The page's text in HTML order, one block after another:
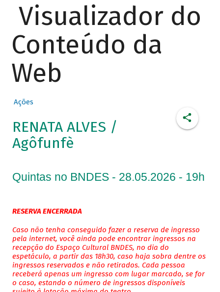
Visualizador do
Conteúdo da
Web
Ações
RENATA ALVES /
Agôfunfè
Quintas no BNDES - 28.05.2026 - 19h
RESERVA ENCERRADA
Caso não tenha conseguido fazer a reserva de ingresso
pela internet, você ainda pode encontrar ingressos na
recepção do Espaço Cultural BNDES, no dia do
espetáculo, a partir das 18h30, caso haja sobra dentre os
ingressos reservados e não retirados. Cada pessoa
receberá apenas um ingresso com lugar marcado, se for
o caso, estando o número de ingressos disponíveis